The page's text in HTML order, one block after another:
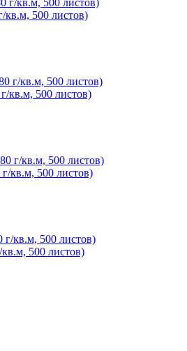
кв.м, 500 листов)
кв.м, 500 листов)
кв.м, 500 листов)
500 листов)